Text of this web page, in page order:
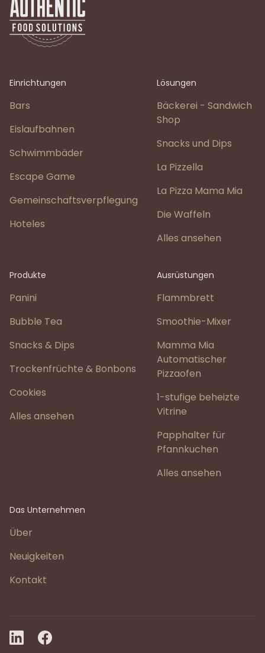
Einrichtungen
Bars
Eislaufbahnen
Schwimmbäder
Escape Game
Gemeinschaftsverpflegung
Hoteles
Lösungen
Bäckerei - Sandwich
Shop
Snacks und Dips
La Pizzella
La Pizza Mama Mia
Die Waffeln
Alles ansehen
Produkte
Panini
Bubble Tea
Snacks & Dips
Trockenfrüchte & Bonbons
Cookies
Alles ansehen
Ausrüstungen
Flammbrett
Smoothie-Mixer
Mamma Mia
Automatischer
Pizzaofen
1-stufige beheizte
Vitrine
Papphalter für
Pfannkuchen
Alles ansehen
Das Unternehmen
Über
Neuigkeiten
Kontakt